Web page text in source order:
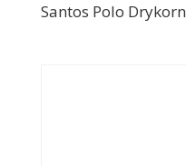
Santos Polo Drykorn